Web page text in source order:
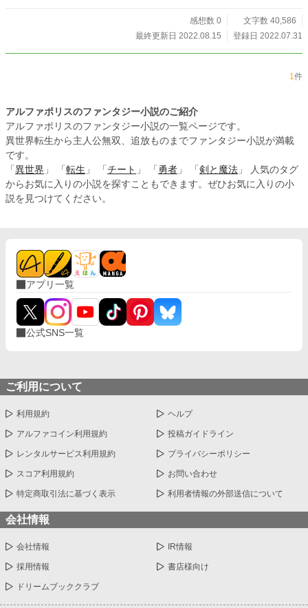
感想数 0
文字数 40,586
最終更新日 2022.08.15
登録日 2022.07.31
1件
アルファポリスのファンタジー小説のご紹介
アルファポリスのファンタジー小説の一覧ページです。
異世界転生から主人公無双、追放ものまでファンタジー小説が満載
です。
「 異世界 」 「 転生 」 「 チート 」 「 勇者 」 「 剣と魔法 」 人気のタグ
からお気に入りの小説を探すこともできます。ぜひお気に入りの小
説を見つけてください。
アプリ一覧
公式SNS一覧
ご利用について
利用規約 ヘルプ
アルファコイン利用規約 投稿ガイドライン
レンタルサービス利用規約 プライバシーポリシー
スコア利用規約 お問い合わせ
特定商取引法に基づく表示 利用者情報の外部送信について
会社情報
会社情報 IR情報
採用情報 書店様向け
ドリームブッククラブ